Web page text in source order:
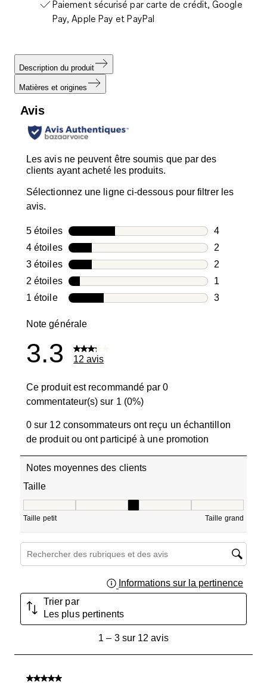
Paiement sécurisé par carte de crédit, Google
Pay, Apple Pay et PayPal
Description du produit
Matières et origines
Avis
Les avis ne peuvent être soumis que par des
clients ayant acheté les produits.
Sélectionnez une ligne ci-dessous pour filtrer les
avis.
5 étoilesétoiles
4
4 avis avec
4 étoilesétoiles
2
2 avis avec
3 étoilesétoiles
2
2 avis avec
2 étoilesétoiles
1
1 avis avec
1 étoileétoiles
3
Note générale
3.3 12 avis
Ce produit est recommandé par 0
commentateur(s) sur 1 (0%)
0 sur 12 consommateurs ont reçu un échantillon
de produit ou ont participé à une promotion
Notes moyennes des clients
Taille
Taille petit Taille grand
Zone de recherche de sujet et d'avis
Informations sur la pertinence
Trier par
Les plus pertinents
sur
1 – 3 sur 12 avis
5 sur 5 étoiles.